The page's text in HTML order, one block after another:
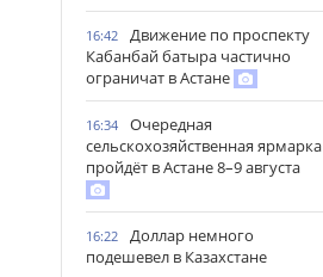
16:42
Движение по проспекту
Кабанбай батыра частично
ограничат в Астане
16:34
Очередная
сельскохозяйственная ярмарка
пройдёт в Астане 8–9 августа
16:22
Доллар немного
подешевел в Казахстане